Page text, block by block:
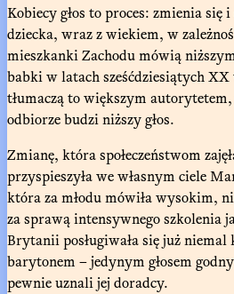
Kobiecy głos to proces: zmienia się
dziecka, wraz z wiekiem, w
mieszkanki Zachodu mówią
babki w latach sześćdziesiątych
tłumaczą to większym
odbiorze budzi niższy głos.
Zmianę, która społeczeństwom
przyspieszyła we własnym ciele
która za młodu mówiła wysokim,
za sprawą intensywnego szkolenia
Brytanii posługiwała się już
barytonem – jedynym głosem
pewnie uznali jej doradcy.